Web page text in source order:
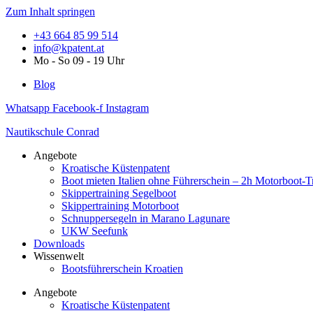
Zum Inhalt springen
+43 664 85 99 514
info@kpatent.at
Mo - So 09 - 19 Uhr
Blog
Whatsapp Facebook-f Instagram
Nautikschule Conrad
Angebote
Kroatische Küstenpatent
Boot mieten Italien ohne Führerschein – 2h Motorboot-
Skippertraining Segelboot
Skippertraining Motorboot
Schnuppersegeln in Marano Lagunare
UKW Seefunk
Downloads
Wissenwelt
Bootsführerschein Kroatien
Angebote
Kroatische Küstenpatent